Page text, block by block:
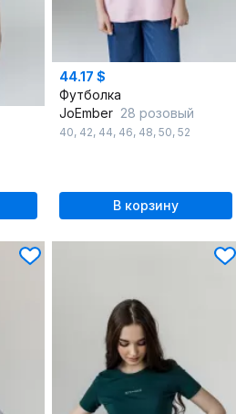
44.17 $
Футболка
JoEmber 28 розовый
40, 42, 44, 46, 48, 50, 52
В корзину